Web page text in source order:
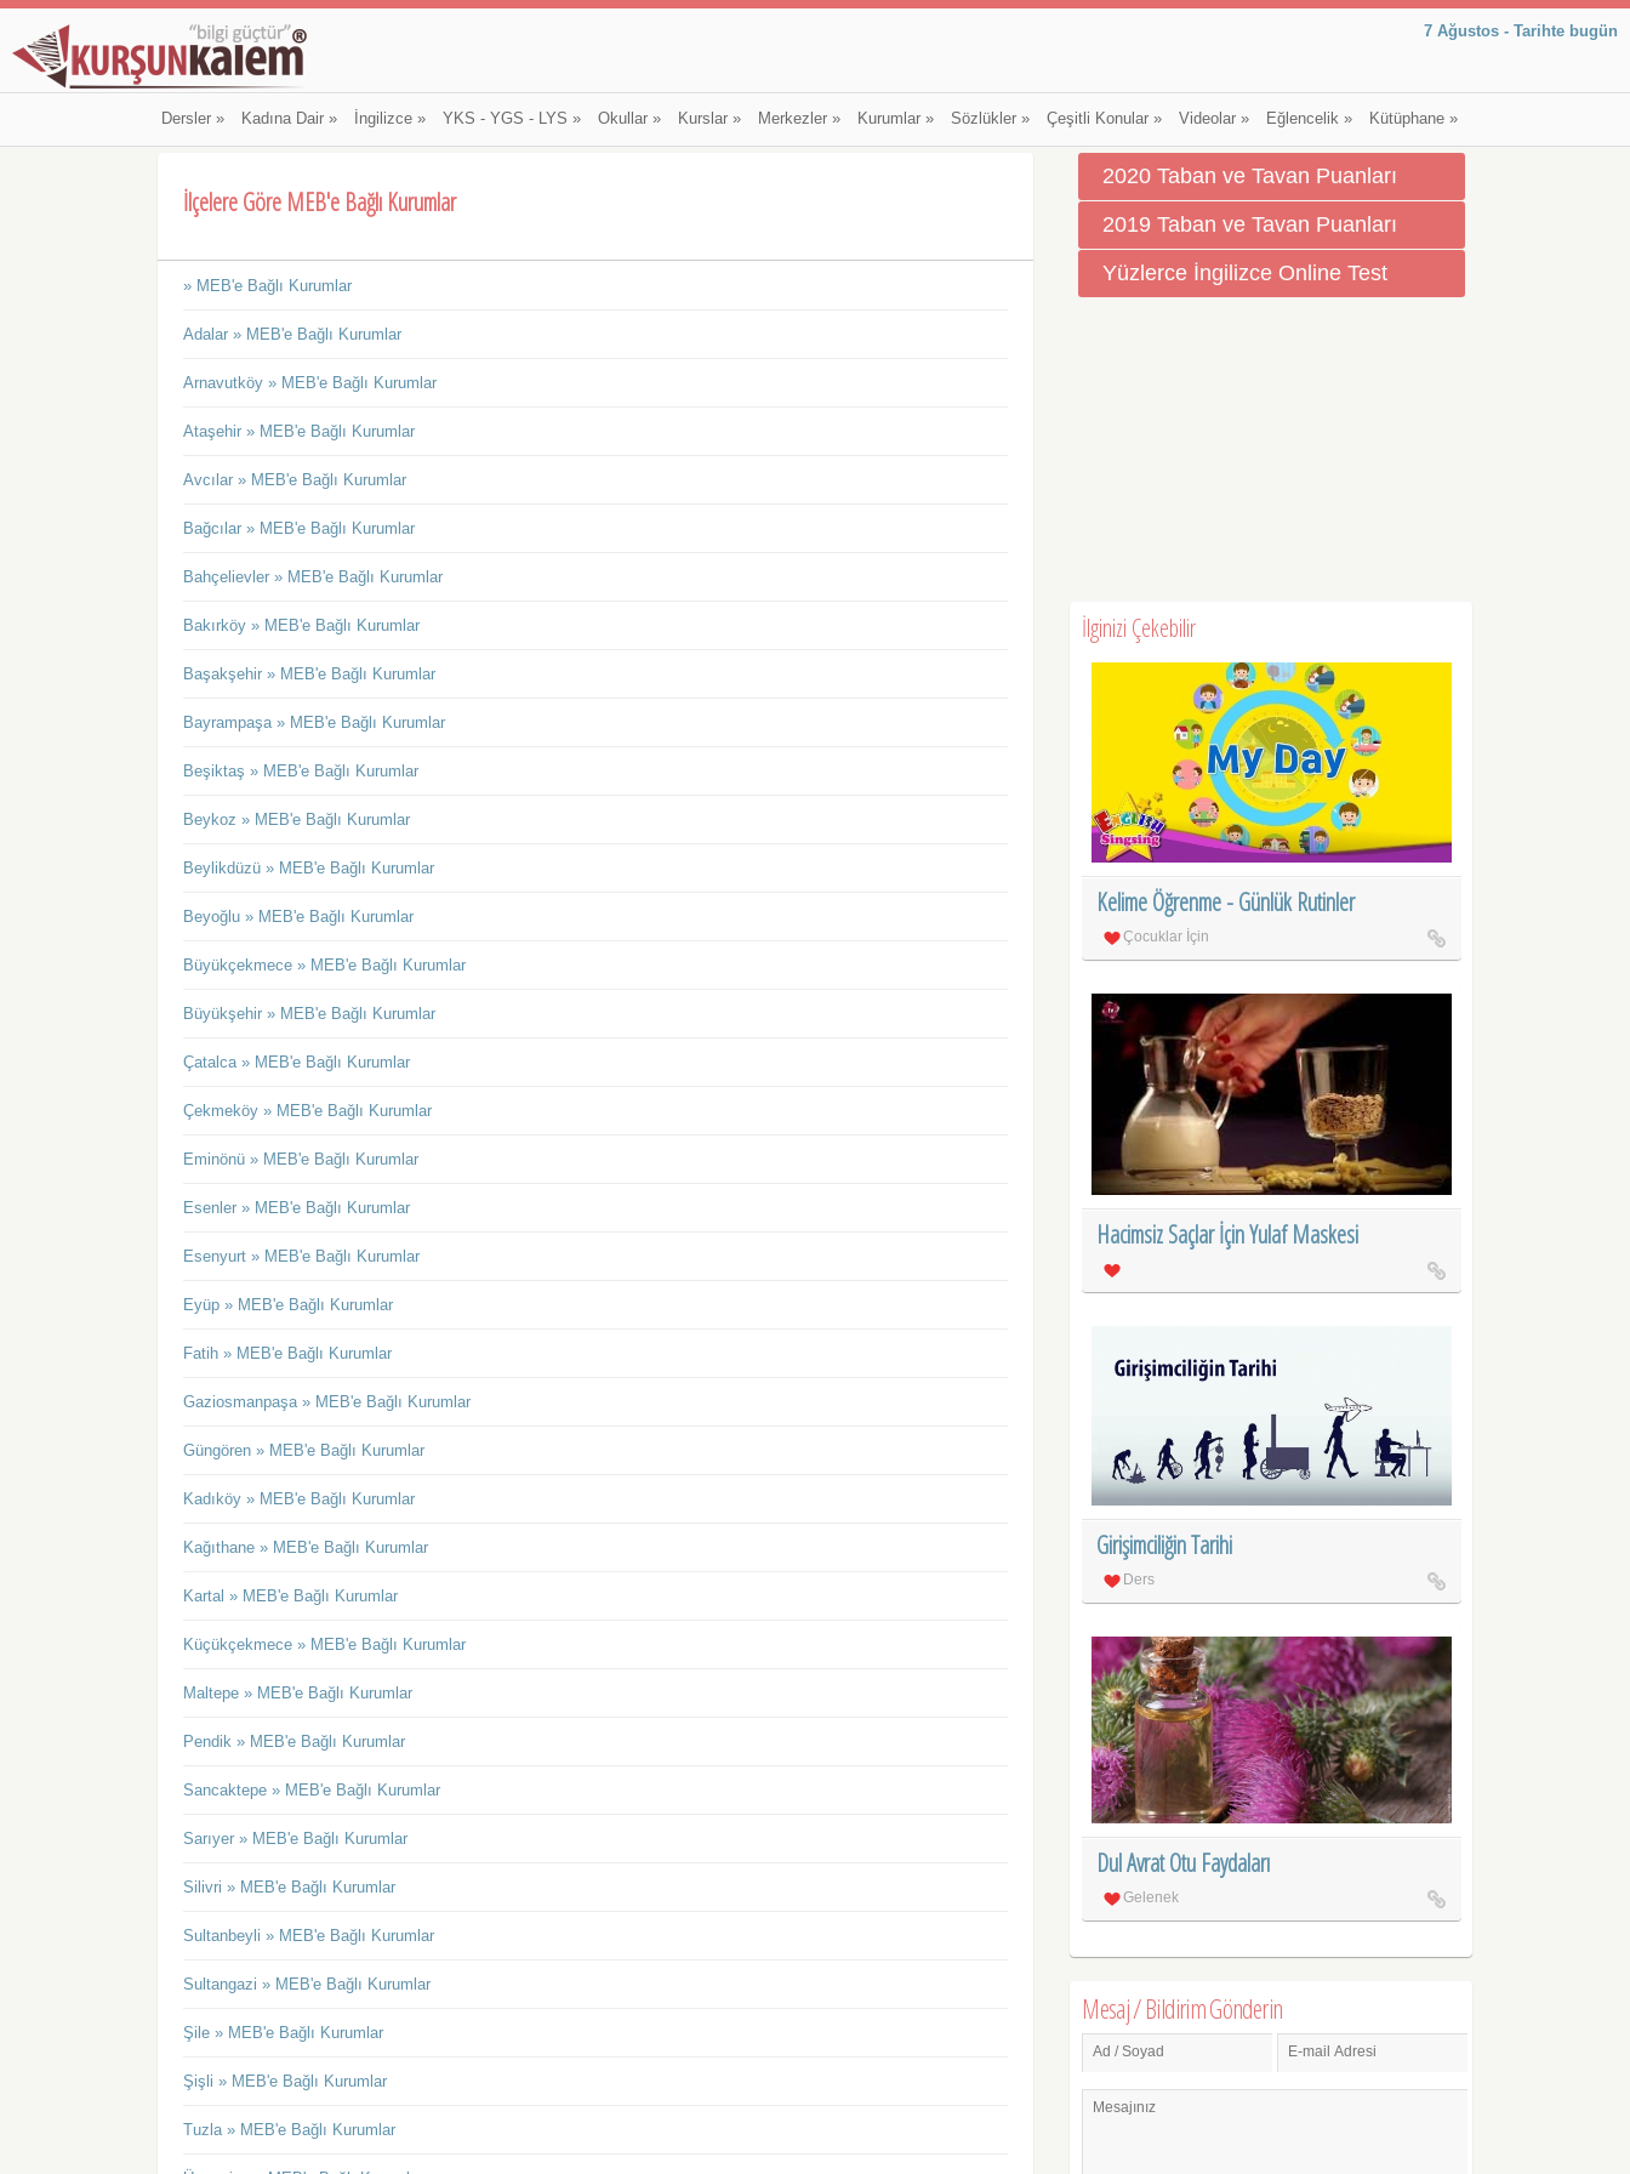
7 Ağustos - Tarihte bugün
Dersler» Kadına Dair» İngilizce» YKS - YGS - LYS » Okullar» Kurslar» Merkezler» Kurumlar» Sözlükler» Çeşitli Konular» Videolar» Eğlencelik» Kütüphane»
İlçelere Göre MEB'e Bağlı Kurumlar
» MEB'e Bağlı Kurumlar
Adalar » MEB'e Bağlı Kurumlar
Arnavutköy » MEB'e Bağlı Kurumlar
Ataşehir » MEB'e Bağlı Kurumlar
Avcılar » MEB'e Bağlı Kurumlar
Bağcılar » MEB'e Bağlı Kurumlar
Bahçelievler » MEB'e Bağlı Kurumlar
Bakırköy » MEB'e Bağlı Kurumlar
Başakşehir » MEB'e Bağlı Kurumlar
Bayrampaşa » MEB'e Bağlı Kurumlar
Beşiktaş » MEB'e Bağlı Kurumlar
Beykoz » MEB'e Bağlı Kurumlar
Beylikdüzü » MEB'e Bağlı Kurumlar
Beyoğlu » MEB'e Bağlı Kurumlar
Büyükçekmece » MEB'e Bağlı Kurumlar
Büyükşehir » MEB'e Bağlı Kurumlar
Çatalca » MEB'e Bağlı Kurumlar
Çekmeköy » MEB'e Bağlı Kurumlar
Eminönü » MEB'e Bağlı Kurumlar
Esenler » MEB'e Bağlı Kurumlar
Esenyurt » MEB'e Bağlı Kurumlar
Eyüp » MEB'e Bağlı Kurumlar
Fatih » MEB'e Bağlı Kurumlar
Gaziosmanpaşa » MEB'e Bağlı Kurumlar
Güngören » MEB'e Bağlı Kurumlar
Kadıköy » MEB'e Bağlı Kurumlar
Kağıthane » MEB'e Bağlı Kurumlar
Kartal » MEB'e Bağlı Kurumlar
Küçükçekmece » MEB'e Bağlı Kurumlar
Maltepe » MEB'e Bağlı Kurumlar
Pendik » MEB'e Bağlı Kurumlar
Sancaktepe » MEB'e Bağlı Kurumlar
Sarıyer » MEB'e Bağlı Kurumlar
Silivri » MEB'e Bağlı Kurumlar
Sultanbeyli » MEB'e Bağlı Kurumlar
Sultangazi » MEB'e Bağlı Kurumlar
Şile » MEB'e Bağlı Kurumlar
Şişli » MEB'e Bağlı Kurumlar
Tuzla » MEB'e Bağlı Kurumlar
2020 Taban ve Tavan Puanları
2019 Taban ve Tavan Puanları
Yüzlerce İngilizce Online Test
İlginizi Çekebilir
Kelime Öğrenme - Günlük Rutinler
Çocuklar İçin
Hacimsiz Saçlar İçin Yulaf Maskesi
Girişimciliğin Tarihi
Ders
Dul Avrat Otu Faydaları
Gelenek
Mesaj / Bildirim Gönderin
Ad / Soyad E-mail Adresi
Mesajınız